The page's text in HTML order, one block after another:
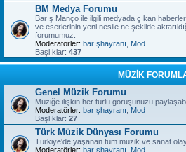
BM Medya Forumu
Barış Manço ile ilgili medyada çıkan
ve eserlerinin yeni nesile ne şekilde
forumumuz.
Moderatörler: barışhayranı
Mod
Başlıklar: 437
MÜZİK
Genel Müzik Forumu
Müziğe ilişkin her türlü görüşünüzü
Moderatörler: barışhayranı
Mod
Başlıklar: 27
Türk Müzik Dünyası Forumu
Türkiye'de yaşanan tüm müzik ve sanat
Moderatörler: barışhayranı
Mod